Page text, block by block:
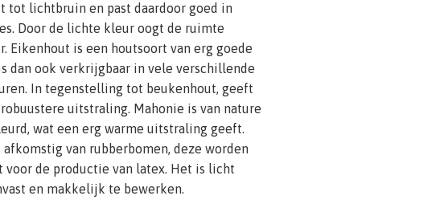
tot lichtbruin en past daardoor goed in
Door de lichte kleur oogt de ruimte
Eikenhout is een houtsoort van erg goede
dan ook verkrijgbaar in vele verschillende
In tegenstelling tot beukenhout, geeft
uitstraling. Mahonie is van nature
wat een erg warme uitstraling geeft.
afkomstig van rubberbomen, deze worden
voor de productie van latex. Het is licht
en makkelijk te bewerken.